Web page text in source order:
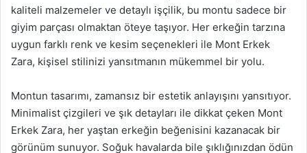
kaliteli malzemeler ve detaylı işçilik, bu montu sadece bir
giyim parçası olmaktan öteye taşıyor. Her erkeğin tarzına
uygun farklı renk ve kesim seçenekleri ile Mont Erkek
Zara, kişisel stilinizi yansıtmanın mükemmel bir yolu.
Montun tasarımı, zamansız bir estetik anlayışını yansıtıyor.
Minimalist çizgileri ve şık detayları ile dikkat çeken Mont
Erkek Zara, her yaştan erkeğin beğenisini kazanacak bir
görünüm sunuyor. Soğuk havalarda bile şıklığınızdan ödün